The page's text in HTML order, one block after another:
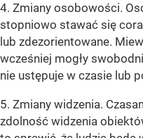
4. Zmiany osobowości.
stopniowo stawać się
lub zdezorientowane.
wcześniej mogły
nie ustępuje w czasie lub
5. Zmiany widzenia.
zdolność widzenia